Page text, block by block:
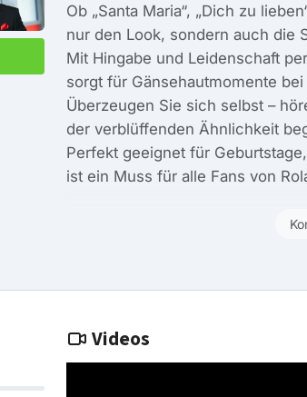
Ob „Santa Maria“, „Dich zu
nur den Look, sondern auch die
Mit Hingabe und Leidenschaft
sorgt für Gänsehautmomente
Überzeugen Sie sich selbst –
der verblüffenden Ähnlichkeit
Perfekt geeignet für
ist ein Muss für alle Fans von
Videos